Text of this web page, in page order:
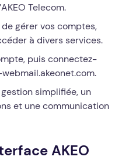
Telecom.
gérer vos comptes,
à divers services.
puis connectez-
simplifiée, un
et une communication
AKEO